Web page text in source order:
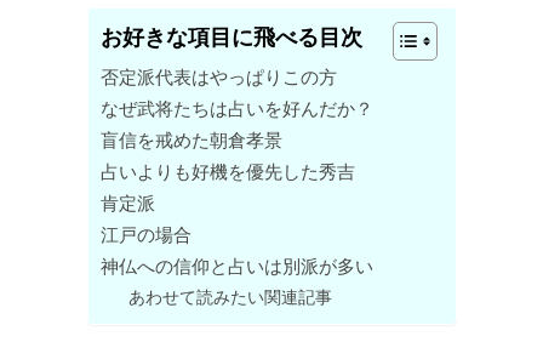
お好きな項目に飛べる目次
否定派代表はやっぱりこの方
なぜ武将たちは占いを好んだか？
盲信を戒めた朝倉孝景
占いよりも好機を優先した秀吉
肯定派
江戸の場合
神仏への信仰と占いは別派が多い
あわせて読みたい関連記事